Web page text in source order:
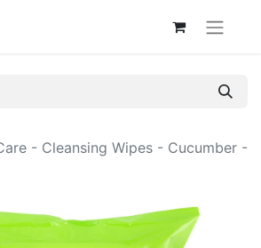
- Cleansing Wipes - Cucumber -